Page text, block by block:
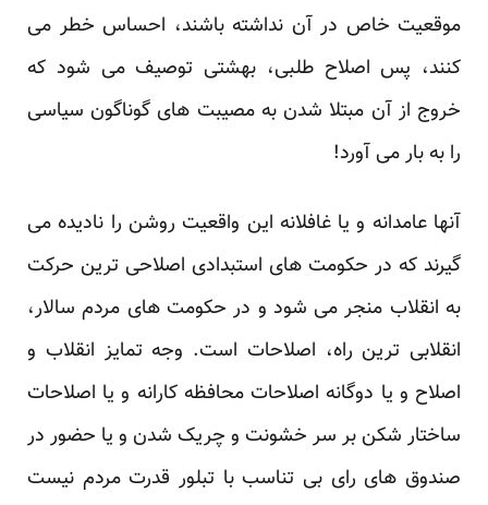
موقعیت خاص در آن نداشته باشند، احساس خطر می
کنند، پس اصلاح طلبی، بهشتی توصیف می شود که
خروج از آن مبتلا شدن به مصیبت های گوناگون سیاسی
را به بار می آورد!
آنها عامدانه و یا غافلانه این واقعیت روشن را نادیده می
گیرند که در حکومت های استبدادی اصلاحی ترین حرکت
به انقلاب منجر می شود و در حکومت های مردم سالار،
انقلابی ترین راه، اصلاحات است. وجه تمایز انقلاب و
اصلاح و یا دوگانه اصلاحات محافظه کارانه و یا اصلاحات
ساختار شکن بر سر خشونت و چریک شدن و یا حضور در
صندوق های رای بی تناسب با تبلور قدرت مردم نیست